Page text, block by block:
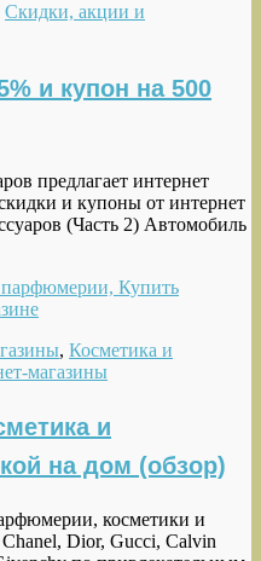
Скидки, акции и
и купон на 500
предлагает интернет
и купоны от интернет
(Часть 2) Автомобиль
, Косметика и
магазины
и
на дом (обзор)
косметики и
Dior, Gucci, Calvin